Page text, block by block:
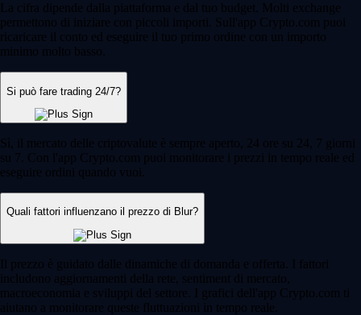
La cifra dipende dalla piattaforma e dal tuo budget. Molti exchange
permettono di iniziare con piccoli importi. Sull'app Crypto.com puoi
ricaricare il conto ed eseguire il tuo primo ordine con un importo
minimo molto basso.
Si può fare trading 24/7?
Sì, il mercato delle criptovalute è sempre aperto, 24 ore su 24, 7 giorni
su 7. Con l'app Crypto.com puoi monitorare i prezzi in tempo reale ed
eseguire ordini quando vuoi.
Quali fattori influenzano il prezzo di Blur?
Il prezzo è guidato dalle dinamiche di domanda e offerta. I fattori
includono aggiornamenti della rete, sentiment di mercato,
macroeconomia e sviluppi del settore. I grafici dell'app Crypto.com ti
aiutano a monitorare queste fluttuazioni in tempo reale.